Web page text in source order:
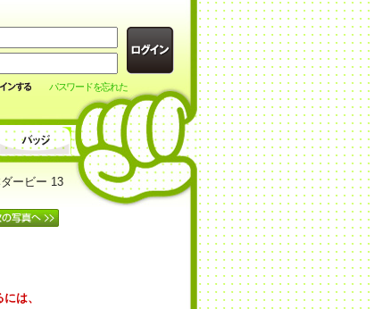
パスワードを忘れた
ービー 13
は、